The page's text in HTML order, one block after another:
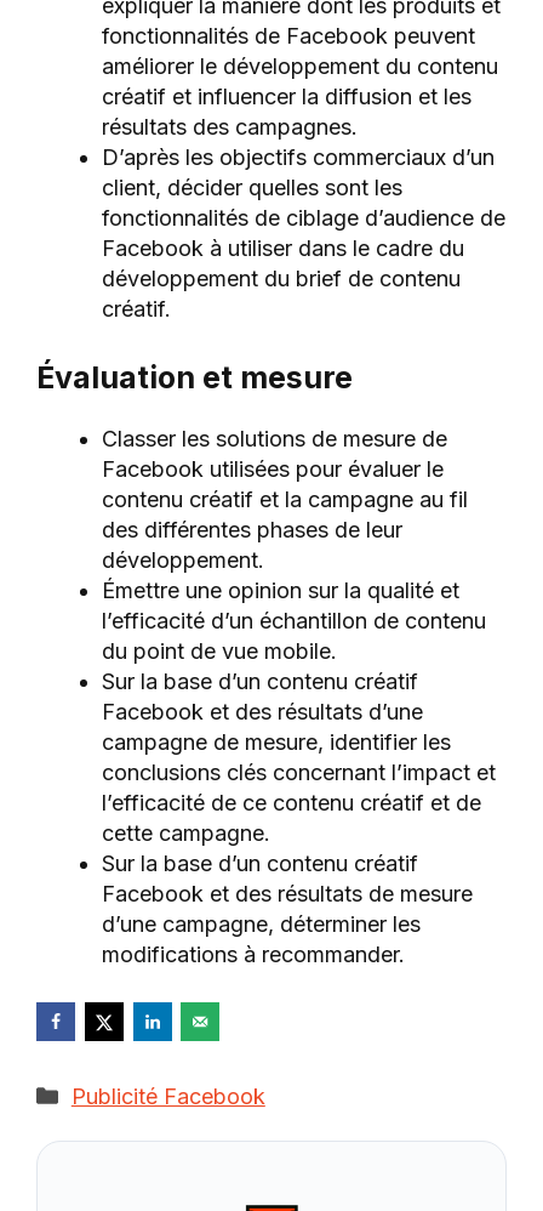
expliquer la manière dont les produits et
fonctionnalités de Facebook peuvent
améliorer le développement du contenu
créatif et influencer la diffusion et les
résultats des campagnes.
D’après les objectifs commerciaux d’un
client, décider quelles sont les
fonctionnalités de ciblage d’audience de
Facebook à utiliser dans le cadre du
développement du brief de contenu
créatif.
Évaluation et mesure
Classer les solutions de mesure de
Facebook utilisées pour évaluer le
contenu créatif et la campagne au fil
des différentes phases de leur
développement.
Émettre une opinion sur la qualité et
l’efficacité d’un échantillon de contenu
du point de vue mobile.
Sur la base d’un contenu créatif
Facebook et des résultats d’une
campagne de mesure, identifier les
conclusions clés concernant l’impact et
l’efficacité de ce contenu créatif et de
cette campagne.
Sur la base d’un contenu créatif
Facebook et des résultats de mesure
d’une campagne, déterminer les
modifications à recommander.
Catégories
Publicité Facebook